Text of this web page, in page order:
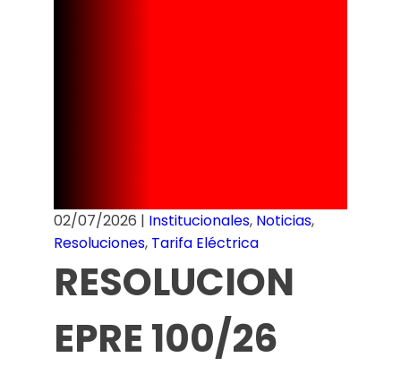
02/07/2026 | Institucionales, Noticias,
Resoluciones, Tarifa Eléctrica
RESOLUCION
EPRE 100/26